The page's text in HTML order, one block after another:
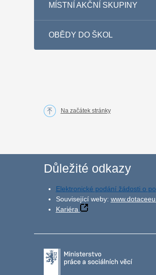
MÍSTNÍ AKČNÍ SKUPINY
OBĚDY DO ŠKOL
Na začátek stránky
Důležité odkazy
Elektronické podání žádosti o
Související weby:
Kariéra